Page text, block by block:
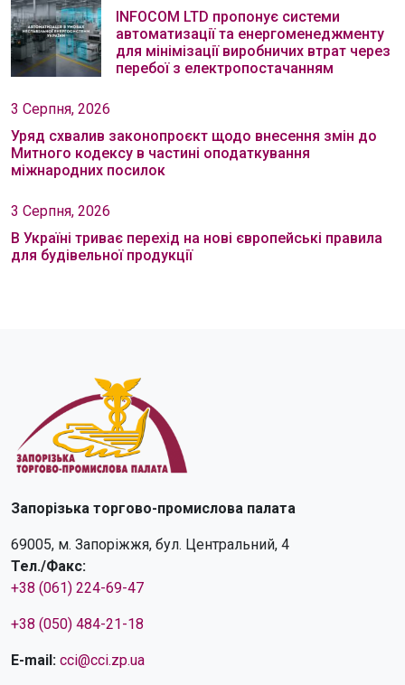
INFOCOM LTD пропонує системи
автоматизації та енергоменеджменту
для мінімізації виробничих втрат через
перебої з електропостачанням
3 Серпня, 2026
Уряд схвалив законопроєкт щодо внесення змін до
Митного кодексу в частині оподаткування
міжнародних посилок
3 Серпня, 2026
В Україні триває перехід на нові європейські правила
для будівельної продукції
Запорізька торгово-промислова палата
69005, м. Запоріжжя, бул. Центральний, 4
Тел./Факс:
+38 (061) 224-69-47
+38 (050) 484-21-18
E-mail: cci@cci.zp.ua